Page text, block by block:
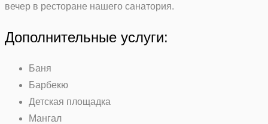
вечер в ресторане нашего санатория.
Дополнительные услуги:
Баня
Барбекю
Детская площадка
Мангал